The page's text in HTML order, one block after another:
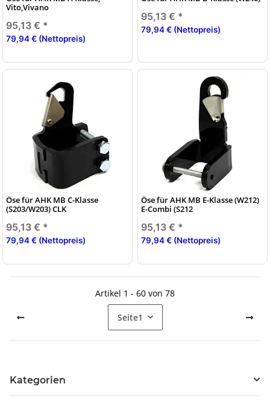
Vito,Vivano
95,13 € *
79,94 € (Nettopreis)
95,13 € *
79,94 € (Nettopreis)
Öse für AHK MB C-Klasse
(S203/W203) CLK
95,13 € *
79,94 € (Nettopreis)
Öse für AHK MB E-Klasse (W212)
E-Combi (S212
95,13 € *
79,94 € (Nettopreis)
Artikel 1 - 60 von 78
Seite1
Kategorien